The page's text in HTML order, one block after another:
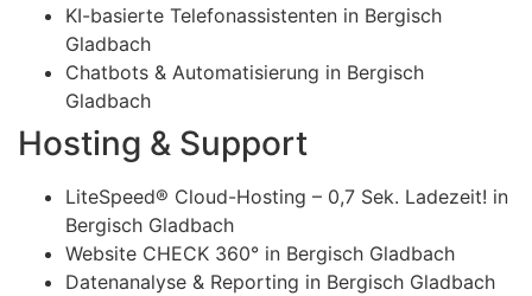
KI-basierte Telefonassistenten in Bergisch
Gladbach
Chatbots & Automatisierung in Bergisch
Gladbach
Hosting & Support
LiteSpeed® Cloud-Hosting – 0,7 Sek. Ladezeit! in
Bergisch Gladbach
Website CHECK 360° in Bergisch Gladbach
Datenanalyse & Reporting in Bergisch Gladbach